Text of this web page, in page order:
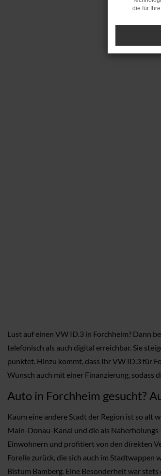
Lust auf einen VW ID.3 in Forchheim? Dann
telefonisch als auch digital erreichbar. Sie
punktet. Hinzu kommt, dass Ihr VW ID.3 für
Wunsch auch mit einer Finanzierung, sodass
Auto in Forchheim gesucht?
Kaum eine andere Stadt der Region ist so alt
Main-Donau-Kanal und die als
Einwohnern und profitiert von den direkten
Forelle zurück, die sich auch im
Bistum Bamberg. Eine Besonderheit war
die für